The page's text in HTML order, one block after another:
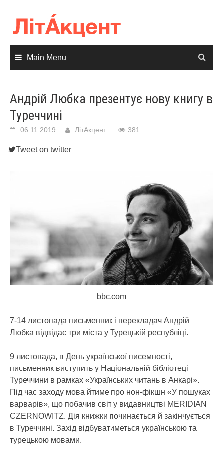
content
Main Menu
Андрій Любка презентує нову книгу в
Туреччині
06.11.2019 ЛітАкцент 381
Tweet on twitter
bbc.com
7-14 листопада письменник і перекладач Андрій
Любка відвідає три міста у Турецькій республіці.
9 листопада, в День української писемності,
письменник виступить у Національній бібліотеці
Туреччини в рамках «Українських читань в Анкарі».
Під час заходу мова йтиме про нон-фікшн «У пошуках
варварів», що побачив світ у видавництві MERIDIAN
CZERNOWITZ. Дія книжки починається й закінчується
в Туреччині. Захід відбуватиметься українською та
турецькою мовами.